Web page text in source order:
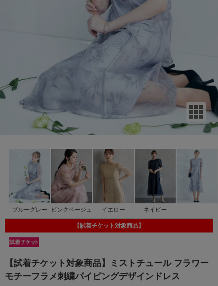
ブルーグレー ピンクベージュ イエロー ネイビー
【試着チケット対象商品】ミストチュール フラワー
モチーフラメ刺繍パイピングデザインドレス
【試着チケット対象商品】